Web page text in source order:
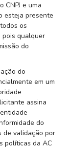
e uma
esteja presente
os
pois qualquer
do
do
em um
assina
do
de validação por
políticas da AC